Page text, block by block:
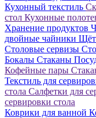
Кухонный текстиль
стол Кухонные
Хранение продуктов
двойные чайники
Столовые сервизы
Бокалы Стаканы
Кофейные пары
Текстиль для
стола Салфетки для
сервировки стола
Коврики для ванной